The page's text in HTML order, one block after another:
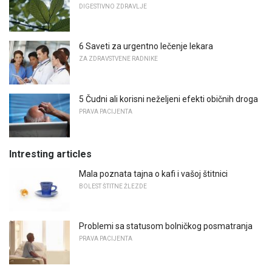
DIGESTIVNO ZDRAVLJE
6 Saveti za urgentno lečenje lekara
ZA ZDRAVSTVENE RADNIKE
5 Čudni ali korisni neželjeni efekti običnih droga
PRAVA PACIJENTA
Intresting articles
Mala poznata tajna o kafi i vašoj štitnici
BOLEST ŠTITNE ŽLEZDE
Problemi sa statusom bolničkog posmatranja
PRAVA PACIJENTA